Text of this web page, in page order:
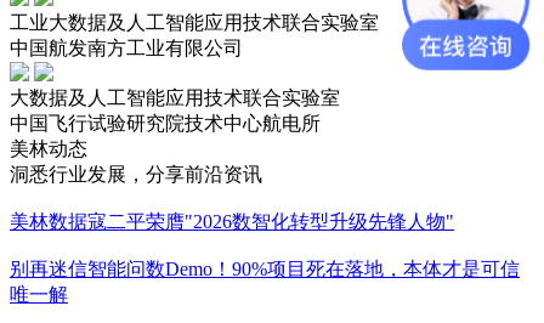
工业大数据及人工智能应用技术联合实验室
中国航发南方工业有限公司
大数据及人工智能应用技术联合实验室
中国飞行试验研究院技术中心航电所
美林动态
洞悉行业发展，分享前沿资讯
美林数据寇二平荣膺"2026数智化转型升级先锋人物"
别再迷信智能问数Demo！90%项目死在落地，本体才是可信
唯一解